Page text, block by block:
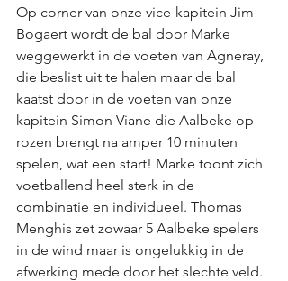
Op corner van onze vice-kapitein Jim
Bogaert wordt de bal door Marke
weggewerkt in de voeten van Agneray,
die beslist uit te halen maar de bal
kaatst door in de voeten van onze
kapitein Simon Viane die Aalbeke op
rozen brengt na amper 10 minuten
spelen, wat een start! Marke toont zich
voetballend heel sterk in de
combinatie en individueel. Thomas
Menghis zet zowaar 5 Aalbeke spelers
in de wind maar is ongelukkig in de
afwerking mede door het slechte veld.